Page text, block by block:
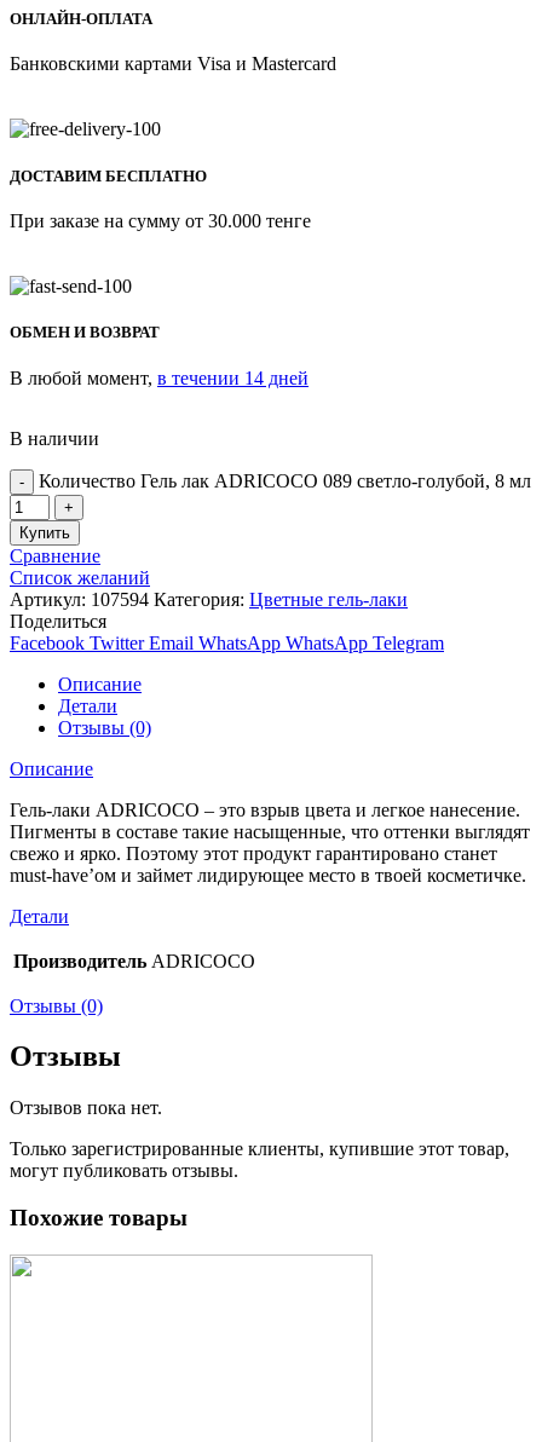
ОНЛАЙН-ОПЛАТА
Банковскими картами Visa и Mastercard
ДОСТАВИМ БЕСПЛАТНО
При заказе на сумму от 30.000 тенге
ОБМЕН И ВОЗВРАТ
В любой момент, в течении 14 дней
В наличии
Количество Гель лак ADRICOCO 089 светло-голубой, 8 мл
Купить
Сравнение
Список желаний
Артикул: 107594 Категория: Цветные гель-лаки
Поделиться
Facebook Twitter Email WhatsApp WhatsApp Telegram
Описание
Детали
Отзывы (0)
Описание
Гель-лаки ADRICOCO – это взрыв цвета и легкое нанесение.
Пигменты в составе такие насыщенные, что оттенки выглядят
свежо и ярко. Поэтому этот продукт гарантировано станет
must-have’ом и займет лидирующее место в твоей косметичке.
Детали
Производитель ADRICOCO
Отзывы (0)
Отзывы
Отзывов пока нет.
Только зарегистрированные клиенты, купившие этот товар,
могут публиковать отзывы.
Похожие товары